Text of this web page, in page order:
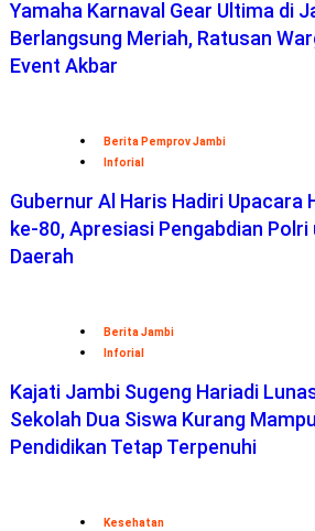
Yamaha Karnaval Gear Ultima di
Berlangsung Meriah, Ratusan
Event Akbar
Berita Pemprov Jambi
Inforial
Gubernur Al Haris Hadiri Upacara
ke-80, Apresiasi Pengabdian
Daerah
Berita Jambi
Inforial
Kajati Jambi Sugeng Hariadi
Sekolah Dua Siswa Kurang
Pendidikan Tetap Terpenuhi
Kesehatan